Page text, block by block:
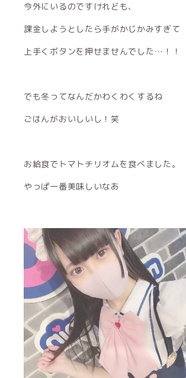
今外にいるのですけれども、
課金しようとしたら手がかじかみすぎて
上手くボタンを押せませんでした…！！
でも冬ってなんだかわくわくするね
ごはんがおいしいし！笑
お給食でトマトチリオムを食べました。
やっぱ一番美味しいなあ